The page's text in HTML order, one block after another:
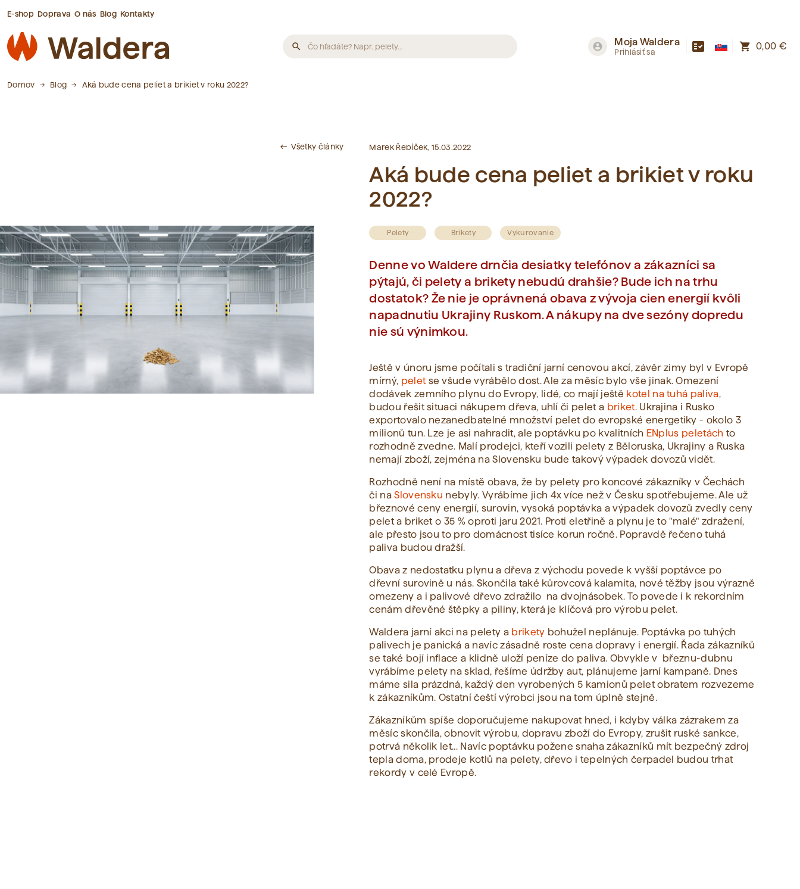
E-shop Doprava O nás Blog Kontakty
search
Neboli nájdené žiadne články.
Slovník pojmov
Neboli nájdené žiadne pojmy.
Zobraziť všetko
account_circle Moja Waldera
Prihlásiť sa fact_check shopping_cart 0,00 €
Domov Blog Aká bude cena peliet a brikiet v roku 2022?
west Všetky články Marek Řebíček, 15.03.2022
Aká bude cena peliet a brikiet v roku
2022?
Pelety Brikety Vykurovanie
Denne vo Waldere drnčia desiatky telefónov a zákazníci sa
pýtajú, či pelety a brikety nebudú drahšie? Bude ich na trhu
dostatok? Že nie je oprávnená obava z vývoja cien energií kvôli
napadnutiu Ukrajiny Ruskom. A nákupy na dve sezóny dopredu
nie sú výnimkou.
Ještě v únoru jsme počítali s tradiční jarní cenovou akcí, závěr zimy byl v Evropě
mírný, pelet se všude vyrábělo dost. Ale za měsíc bylo vše jinak. Omezení
dodávek zemního plynu do Evropy, lidé, co mají ještě kotel na tuhá paliva,
budou řešit situaci nákupem dřeva, uhlí či pelet a briket. Ukrajina i Rusko
exportovalo nezanedbatelné množství pelet do evropské energetiky - okolo 3
milionů tun. Lze je asi nahradit, ale poptávku po kvalitních ENplus peletách to
rozhodně zvedne. Malí prodejci, kteří vozili pelety z Běloruska, Ukrajiny a Ruska
nemají zboží, zejména na Slovensku bude takový výpadek dovozů vidět.
Rozhodně není na místě obava, že by pelety pro koncové zákazníky v Čechách
či naSlovensku nebyly. Vyrábíme jich 4x více než v Česku spotřebujeme. Ale už
březnové ceny energií, surovin, vysoká poptávka a výpadek dovozů zvedly ceny
pelet a briket o 35 % oproti jaru 2021. Proti eletřině a plynu je to "malé" zdražení,
ale přesto jsou to pro domácnost tisíce korun ročně. Popravdě řečeno tuhá
paliva budou dražší.
Obava z nedostatku plynu a dřeva z východu povede k vyšší poptávce po
dřevní surovině u nás. Skončila také kůrovcová kalamita, nové těžby jsou výrazně
omezeny a i palivové dřevo zdražilo na dvojnásobek. To povede i k rekordním
cenám dřevěné štěpky a piliny, která je klíčová pro výrobu pelet.
Waldera jarní akci na pelety a brikety bohužel neplánuje. Poptávka po tuhých
palivech je panická a navíc zásadně roste cena dopravy i energií. Řada zákazníků
se také bojí inflace a klidně uloží peníze do paliva. Obvykle v březnu-dubnu
vyrábíme pelety na sklad, řešíme údržby aut, plánujeme jarní kampaně. Dnes
máme sila prázdná, každý den vyrobených 5 kamionů pelet obratem rozvezeme
k zákazníkům. Ostatní čeští výrobci jsou na tom úplně stejně.
Zákazníkům spíše doporučujeme nakupovat hned, i kdyby válka zázrakem za
měsíc skončila, obnovit výrobu, dopravu zboží do Evropy, zrušit ruské sankce,
potrvá několik let... Navíc poptávku požene snaha zákazníků mít bezpečný zdroj
tepla doma, prodeje kotlů na pelety, dřevo i tepelných čerpadel budou trhat
rekordy v celé Evropě.